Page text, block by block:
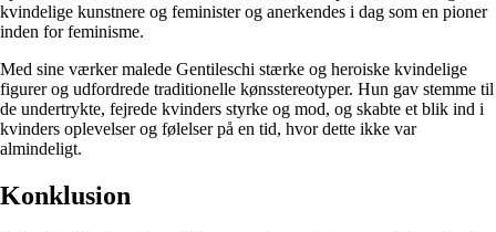
kvindelige kunstnere og feminister og anerkendes i dag som en pioner
inden for feminisme.
Med sine værker malede Gentileschi stærke og heroiske kvindelige
figurer og udfordrede traditionelle kønsstereotyper. Hun gav stemme til
de undertrykte, fejrede kvinders styrke og mod, og skabte et blik ind i
kvinders oplevelser og følelser på en tid, hvor dette ikke var
almindeligt.
Konklusion